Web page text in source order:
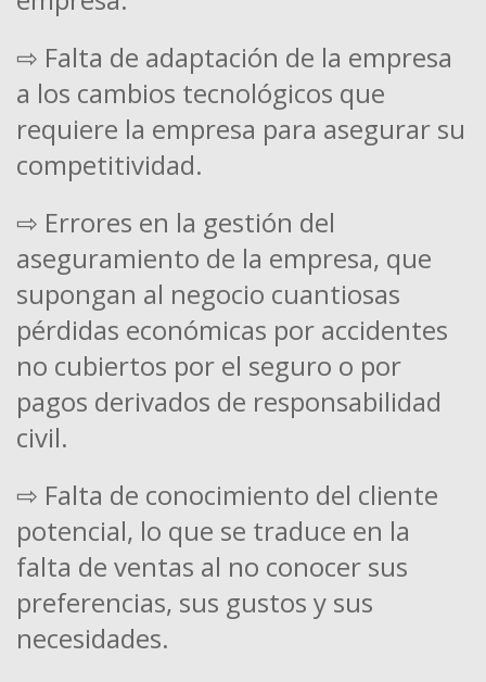
⇨ Falta de adaptación de la empresa
a los cambios tecnológicos que
requiere la empresa para asegurar su
competitividad.
⇨ Errores en la gestión del
aseguramiento de la empresa, que
supongan al negocio cuantiosas
pérdidas económicas por accidentes
no cubiertos por el seguro o por
pagos derivados de responsabilidad
civil.
⇨ Falta de conocimiento del cliente
potencial, lo que se traduce en la
falta de ventas al no conocer sus
preferencias, sus gustos y sus
necesidades.